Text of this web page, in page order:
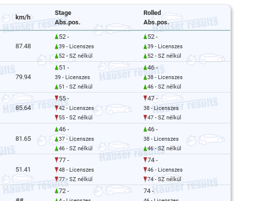
km/h
Stage
Abs.pos.
Rolled
Abs.pos.
87.48
52 -
39 - Licenszes
52 - SZ nélkül
52 -
39 - Licenszes
52 - SZ nélkül
79.94
51 -
39 - Licenszes
51 - SZ nélkül
46 -
38 - Licenszes
46 - SZ nélkül
85.64
55 -
42 - Licenszes
55 - SZ nélkül
47 -
38 - Licenszes
47 - SZ nélkül
81.65
46 -
37 - Licenszes
46 - SZ nélkül
46 -
38 - Licenszes
46 - SZ nélkül
51.41
77 -
48 - Licenszes
77 - SZ nélkül
74 -
46 - Licenszes
74 - SZ nélkül
72 - 74 -